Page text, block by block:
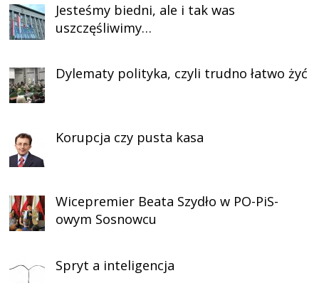
Jesteśmy biedni, ale i tak was
uszczęśliwimy…
Dylematy polityka, czyli trudno łatwo żyć
Korupcja czy pusta kasa
Wicepremier Beata Szydło w PO-PiS-
owym Sosnowcu
Spryt a inteligencja